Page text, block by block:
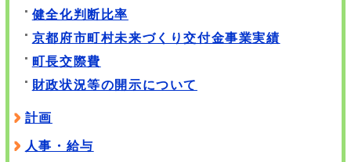
健全化判断比率
京都府市町村未来づくり交付金事業実績
町長交際費
財政状況等の開示について
計画
人事・給与